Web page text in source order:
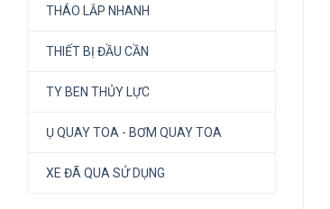
THÁO LẮP NHANH
THIẾT BỊ ĐẦU CẦN
TY BEN THỦY LỰC
Ụ QUAY TOA - BƠM QUAY TOA
XE ĐÃ QUA SỬ DỤNG